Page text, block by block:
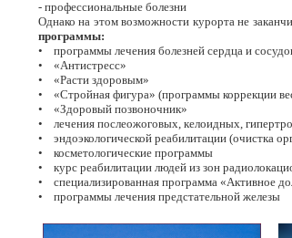
- профессиональные болезни
Однако на этом возможности курорта не
программы:
• программы лечения болезней сердца и
• «Антистресс»
• «Расти здоровым»
• «Стройная фигура» (программы коррекции
• «Здоровый позвоночник»
• лечения послеожоговых, келоидных,
• эндоэкологической реабилитации (очистка
• косметологические программы
• курс реабилитации людей из зон
• cпециализированная программа «Активное
• программы лечения предстательной железы